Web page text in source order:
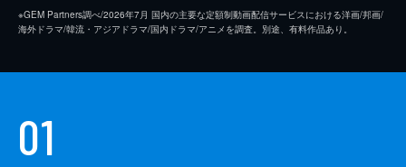
※GEM Partners調べ/2026年7⽉ 国内の主要な定額制動画配信サービスにおける洋画/邦画/
海外ドラマ/韓流・アジアドラマ/国内ドラマ/アニメを調査。別途、有料作品あり。
01